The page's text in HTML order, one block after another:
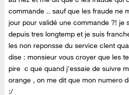
commande .. sauf que les fraude ne
jour pour validé une commande ?! je
depuis tres longtemp et je suis
les non reponsse du service clent
dise : monsieur vous croyer que les
pire c que quand j'essaie de suivre
orange , on me dit que mon numero
:/